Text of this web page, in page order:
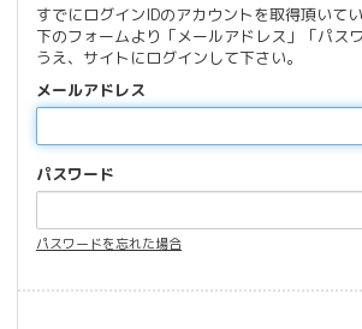
すでにログインIDのアカウントを取得頂いて
下のフォームより「メールアドレス」「パス
うえ、サイトにログインして下さい。
メールアドレス
パスワード
パスワードを忘れた場合